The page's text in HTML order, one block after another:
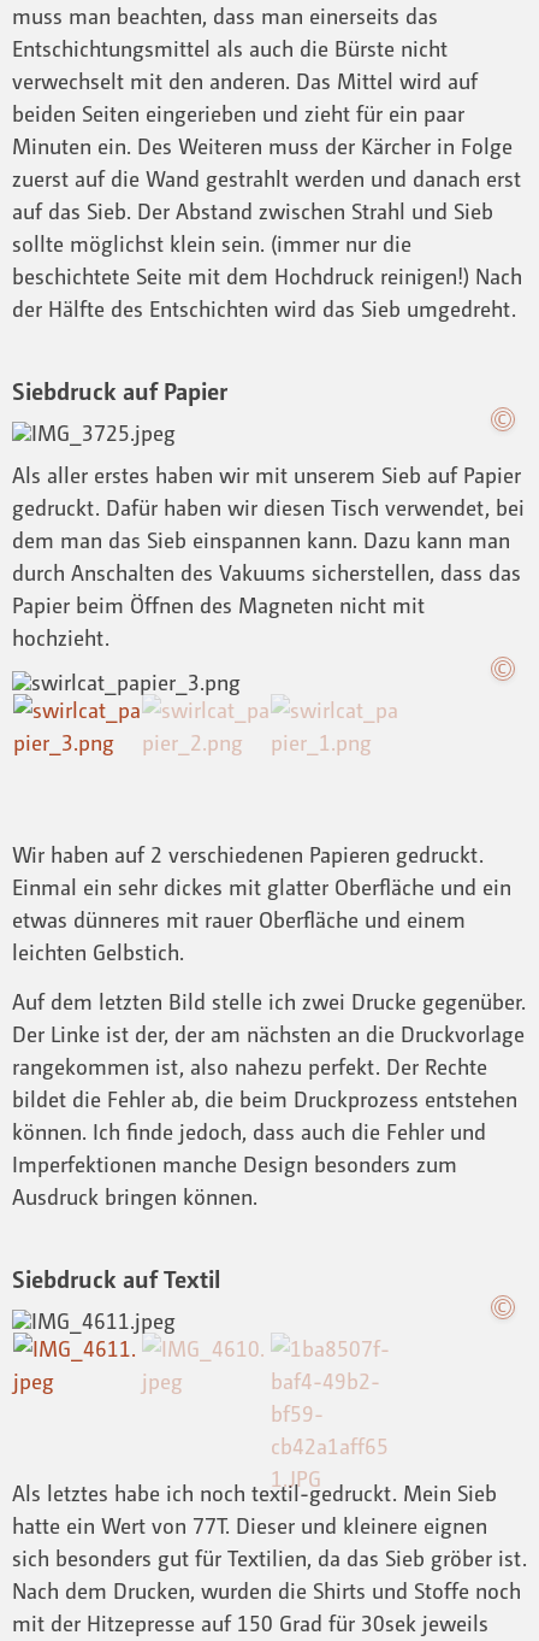
muss man beachten, dass man einerseits das
Entschichtungsmittel als auch die Bürste nicht
verwechselt mit den anderen. Das Mittel wird auf
beiden Seiten eingerieben und zieht für ein paar
Minuten ein. Des Weiteren muss der Kärcher in Folge
zuerst auf die Wand gestrahlt werden und danach erst
auf das Sieb. Der Abstand zwischen Strahl und Sieb
sollte möglichst klein sein. (immer nur die
beschichtete Seite mit dem Hochdruck reinigen!) Nach
der Hälfte des Entschichten wird das Sieb umgedreht.
Siebdruck auf Papier
Als aller erstes haben wir mit unserem Sieb auf Papier
gedruckt. Dafür haben wir diesen Tisch verwendet, bei
dem man das Sieb einspannen kann. Dazu kann man
durch Anschalten des Vakuums sicherstellen, dass das
Papier beim Öffnen des Magneten nicht mit
hochzieht.
Wir haben auf 2 verschiedenen Papieren gedruckt.
Einmal ein sehr dickes mit glatter Oberfläche und ein
etwas dünneres mit rauer Oberfläche und einem
leichten Gelbstich.
Auf dem letzten Bild stelle ich zwei Drucke gegenüber.
Der Linke ist der, der am nächsten an die Druckvorlage
rangekommen ist, also nahezu perfekt. Der Rechte
bildet die Fehler ab, die beim Druckprozess entstehen
können. Ich finde jedoch, dass auch die Fehler und
Imperfektionen manche Design besonders zum
Ausdruck bringen können.
Siebdruck auf Textil
Als letztes habe ich noch textil-gedruckt. Mein Sieb
hatte ein Wert von 77T. Dieser und kleinere eignen
sich besonders gut für Textilien, da das Sieb gröber ist.
Nach dem Drucken, wurden die Shirts und Stoffe noch
mit der Hitzepresse auf 150 Grad für 30sek jeweils